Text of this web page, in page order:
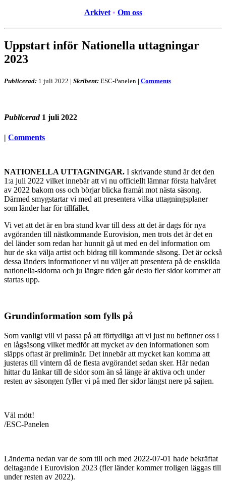
Arkivet • Om oss
Uppstart inför Nationella uttagningar
2023
Publicerad: 1 juli 2022 | Skribent: ESC-Panelen | Comments
Publicerad 1 juli 2022
| Comments
NATIONELLA UTTAGNINGAR. I skrivande stund är det den
1:a juli 2022 vilket innebär att vi nu officiellt lämnar första halvåret
av 2022 bakom oss och börjar blicka framåt mot nästa säsong.
Därmed smygstartar vi med att presentera vilka uttagningsplaner
som länder har för tillfället.
Vi vet att det är en bra stund kvar till dess att det är dags för nya
avgöranden till nästkommande Eurovision, men trots det är det en
del länder som redan har hunnit gå ut med en del information om
hur de ska välja artist och bidrag till kommande säsong. Det är också
dessa länders informationer vi nu väljer att presentera på de enskilda
nationella-sidorna och ju längre tiden går desto fler sidor kommer att
startas upp.
Grundinformation som fylls på
Som vanligt vill vi passa på att förtydliga att vi just nu befinner oss i
en lågsäsong vilket medför att mycket av den informationen som
släpps oftast är preliminär. Det innebär att mycket kan komma att
justeras till vintern då de flesta avgörandet sedan sker. Här nedan
hittar du länkar till de sidor som än så länge är aktiva och under
resten av säsongen fyller vi på med fler sidor längst nere på sajten.
Väl mött!
/ESC-Panelen
Länderna nedan var de som till och med 2022-07-01 hade bekräftat
deltagande i Eurovision 2023 (fler länder kommer troligen läggas till
under resten av 2022).